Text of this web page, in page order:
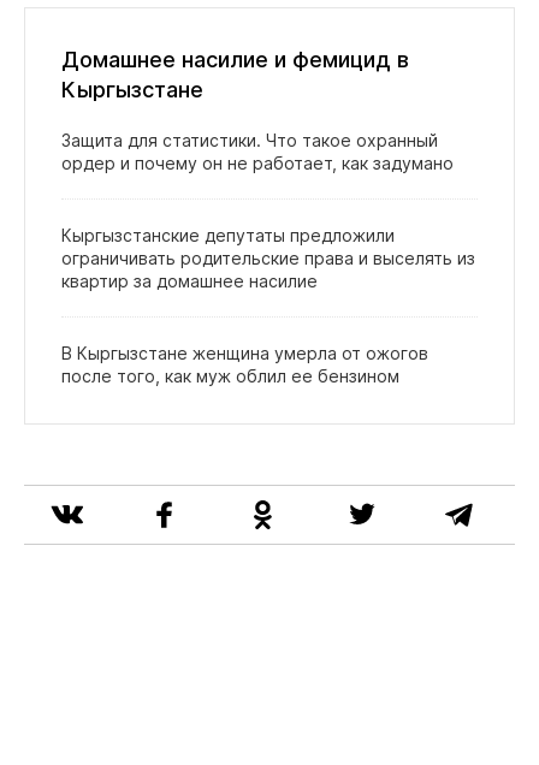
Домашнее насилие и фемицид в
Кыргызстане
Защита для статистики. Что такое охранный
ордер и почему он не работает, как задумано
Кыргызстанские депутаты предложили
ограничивать родительские права и выселять из
квартир за домашнее насилие
В Кыргызстане женщина умерла от ожогов
после того, как муж облил ее бензином